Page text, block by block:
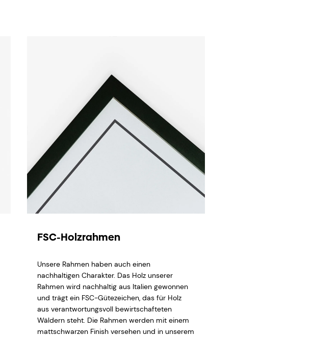
FSC-Holzrahmen
Unsere Rahmen haben auch einen
nachhaltigen Charakter. Das Holz unserer
Rahmen wird nachhaltig aus Italien gewonnen
und trägt ein FSC-Gütezeichen, das für Holz
aus verantwortungsvoll bewirtschafteten
Wäldern steht. Die Rahmen werden mit einem
mattschwarzen Finish versehen und in unserem